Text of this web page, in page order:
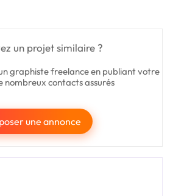
un projet similaire ?
graphiste freelance en publiant votre
nombreux contacts assurés
une annonce